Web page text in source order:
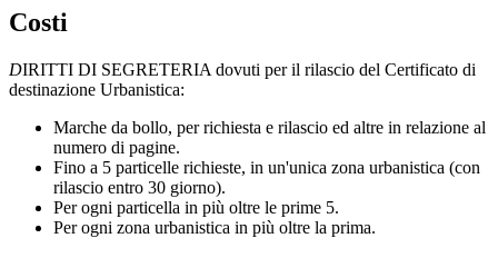
Costi
DIRITTI DI SEGRETERIA dovuti per il rilascio del Certificato di
destinazione Urbanistica:
Marche da bollo, per richiesta e rilascio ed altre in relazione al
numero di pagine.
Fino a 5 particelle richieste, in un'unica zona urbanistica (con
rilascio entro 30 giorno).
Per ogni particella in più oltre le prime 5.
Per ogni zona urbanistica in più oltre la prima.